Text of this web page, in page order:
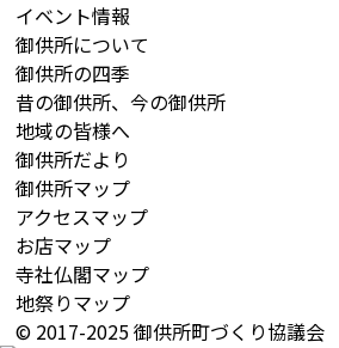
イベント情報
御供所について
御供所の四季
昔の御供所、今の御供所
地域の皆様へ
御供所だより
御供所マップ
アクセスマップ
お店マップ
寺社仏閣マップ
地祭りマップ
© 2017-2025 御供所町づくり協議会